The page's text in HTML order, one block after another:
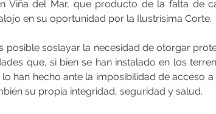
Viña del Mar, que producto de la falta de
en su oportunidad por la Ilustrísima Corte.
posible soslayar la necesidad de otorgar
que, si bien se han instalado en los
han hecho ante la imposibilidad de acceso
su propia integridad, seguridad y salud.